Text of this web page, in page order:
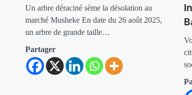
Un arbre déraciné sème la désolation au
marché Musheke En date du 26 août 2025,
un arbre de grande taille…
Partager